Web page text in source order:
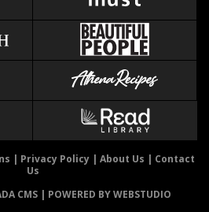
| Privacy Policy| About Us | Contact
Us
CMS | POWERED BY WEBSTUDIO